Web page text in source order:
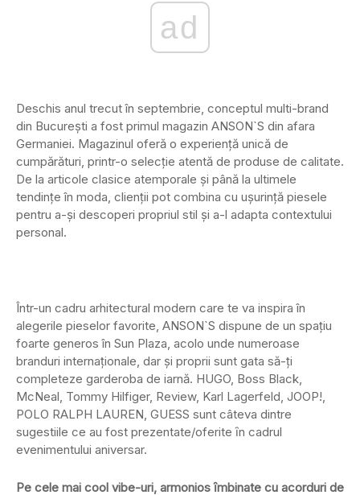
ad
Deschis anul trecut în septembrie, conceptul multi-brand
din București a fost primul magazin ANSON`S din afara
Germaniei. Magazinul oferă o experiență unică de
cumpărături, printr-o selecţie atentă de produse de calitate.
De la articole clasice atemporale și până la ultimele
tendințe în moda, clienții pot combina cu ușurință piesele
pentru a-și descoperi propriul stil şi a-l adapta contextului
personal.
Într-un cadru arhitectural modern care te va inspira în
alegerile pieselor favorite, ANSON`S dispune de un spațiu
foarte generos în Sun Plaza, acolo unde numeroase
branduri internaționale, dar şi proprii sunt gata să-ți
completeze garderoba de iarnă. HUGO, Boss Black,
McNeal, Tommy Hilfiger, Review, Karl Lagerfeld, JOOP!,
POLO RALPH LAUREN, GUESS sunt câteva dintre
sugestiile ce au fost prezentate/oferite ȋn cadrul
evenimentului aniversar.
Pe cele mai cool vibe-uri, armonios ȋmbinate cu acorduri de